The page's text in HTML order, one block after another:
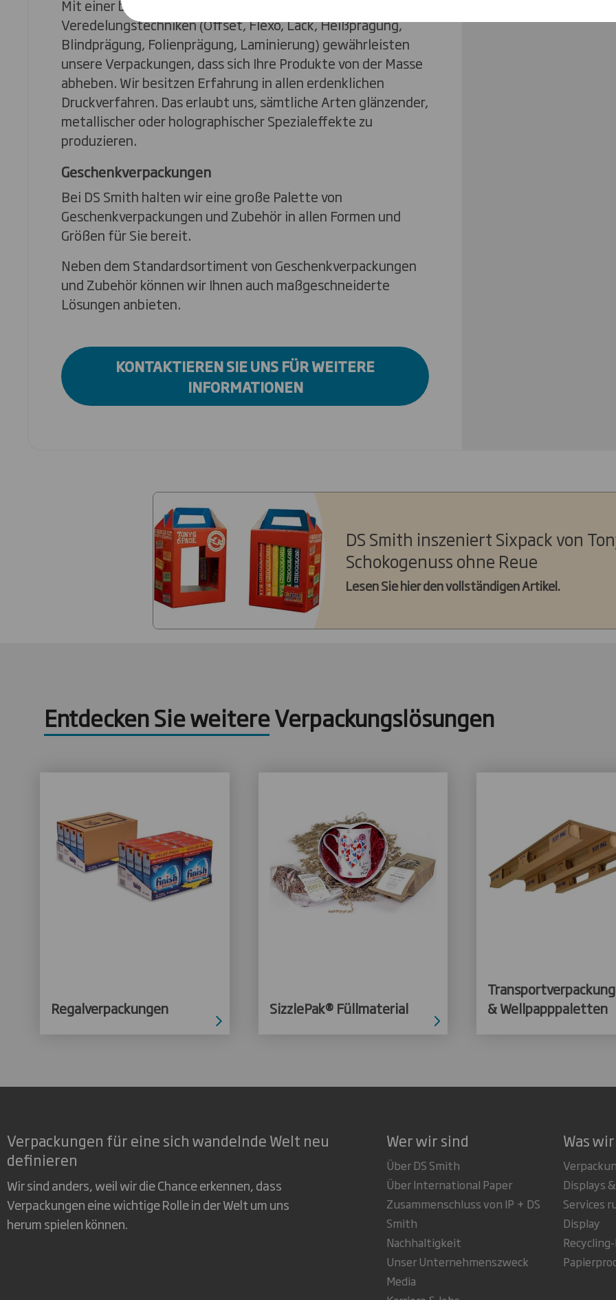
Mit einer breiten Palette von Druck- und
Veredelungstechniken (Offset, Flexo, Lack, Heißprägung,
Blindprägung, Folienprägung, Laminierung) gewährleisten
unsere Verpackungen, dass sich Ihre Produkte von der Masse
abheben. Wir besitzen Erfahrung in allen erdenklichen
Druckverfahren. Das erlaubt uns, sämtliche Arten glänzender,
metallischer oder holographischer Spezialeffekte zu
produzieren.
Geschenkverpackungen
Bei DS Smith halten wir eine große Palette von
Geschenkverpackungen und Zubehör in allen Formen und
Größen für Sie bereit.
Neben dem Standardsortiment von Geschenkverpackungen
und Zubehör können wir Ihnen auch maßgeschneiderte
Lösungen anbieten.
KONTAKTIEREN SIE UNS FÜR WEITERE
INFORMATIONEN
DS Smith inszeniert Sixpack von
Schokogenuss ohne Reue
Lesen Sie hier den vollständigen Artikel.
Entdecken Sie weitere Verpackungslösungen
Regalverpackungen SizzlePak® Füllmaterial
& Wellpapppaletten
Verpackungen für eine sich wandelnde Welt neu
definieren
Wir sind anders, weil wir die Chance erkennen, dass
Verpackungen eine wichtige Rolle in der Welt um uns
herum spielen können.
Wer wir sind
Über DS Smith
Über International Paper
Zusammenschluss von IP + DS
Smith
Nachhaltigkeit
Unser Unternehmenszweck
Media
Was
Displays
Services
Display